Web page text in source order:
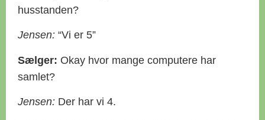
husstanden?
Jensen: “Vi er 5”
Sælger: Okay hvor mange computere har
samlet?
Jensen: Der har vi 4.